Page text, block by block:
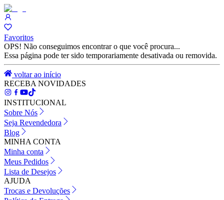
Favoritos
OPS! Não conseguimos encontrar o que você procura...
Essa página pode ter sido temporariamente desativada ou removida.
voltar ao início
RECEBA NOVIDADES
INSTITUCIONAL
Sobre Nós
Seja Revendedora
Blog
MINHA CONTA
Minha conta
Meus Pedidos
Lista de Desejos
AJUDA
Trocas e Devoluções